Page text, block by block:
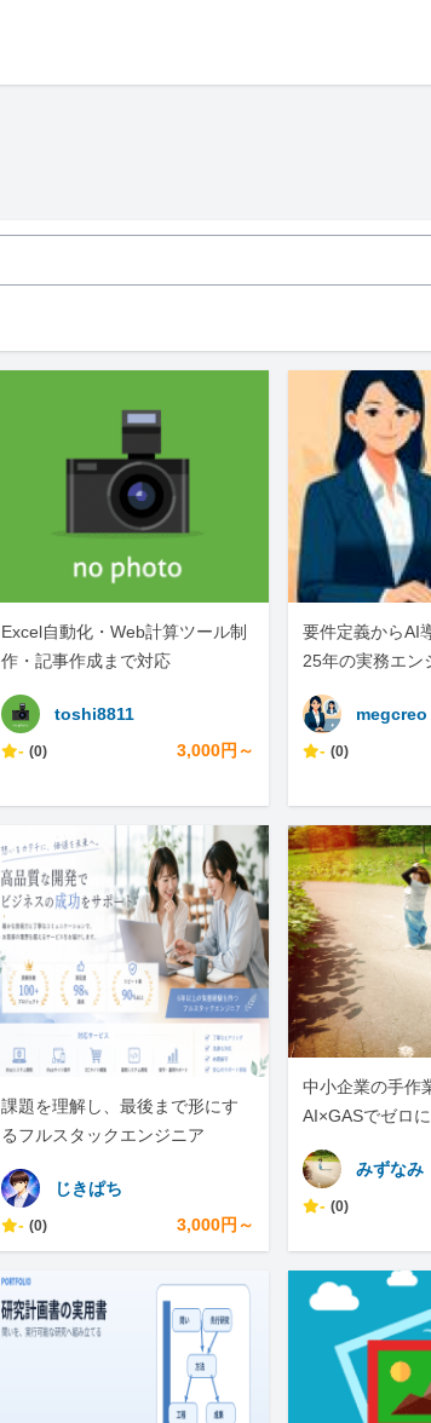
Excel自動化・Web計算ツール制
作・記事作成まで対応
toshi8811
- (0) 3,000円～
要件定義からAI
25年の実務エン
megcreo
- (0)
課題を理解し、最後まで形にす
るフルスタックエンジニア
じきぱち
- (0) 3,000円～
中小企業の手作
AI×GASでゼロに
みずなみ
- (0)